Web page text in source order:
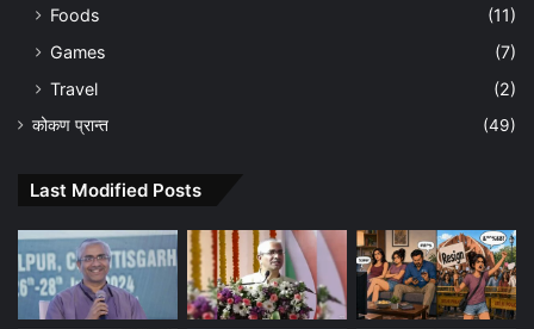
Foods
(11)
Games
(7)
Travel
(2)
कोकण प्रान्त (49)
Last Modified Posts